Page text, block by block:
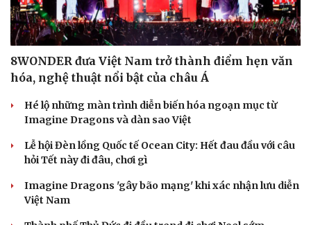
8WONDER đưa Việt Nam trở thành điểm hẹn văn
hóa, nghệ thuật nổi bật của châu Á
Hé lộ những màn trình diễn biến hóa ngoạn mục từ
Imagine Dragons và dàn sao Việt
Lễ hội Đèn lồng Quốc tế Ocean City: Hết đau đầu với câu
hỏi Tết này đi đâu, chơi gì
Imagine Dragons 'gây bão mạng' khi xác nhận lưu diễn
Việt Nam